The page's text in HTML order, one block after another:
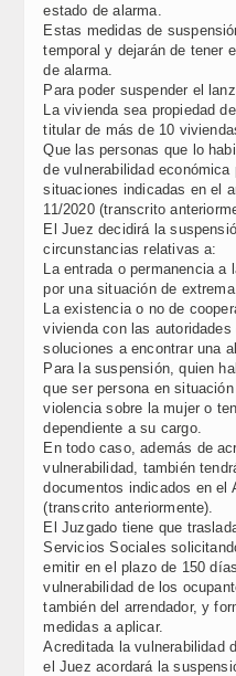
estado de alarma.
Estas medidas de
temporal y dejarán de tener
de alarma.
Para poder suspender el
La vivienda sea propiedad
titular de más de 10
Que las personas que lo
de vulnerabilidad
situaciones indicadas en el
11/2020 (transcrito
El Juez decidirá la
circunstancias relativas a:
La entrada o permanencia a
por una situación de extrema
La existencia o no de
vivienda con las
soluciones a encontrar una
Para la suspensión, quien
que ser persona en
violencia sobre la mujer o
dependiente a su cargo.
En todo caso, además de
vulnerabilidad, también
documentos indicados en el
(transcrito anteriormente).
El Juzgado tiene que
Servicios Sociales
emitir en el plazo de 150
vulnerabilidad de los
también del arrendador, y
medidas a aplicar.
Acreditada la vulnerabilidad
el Juez acordará la